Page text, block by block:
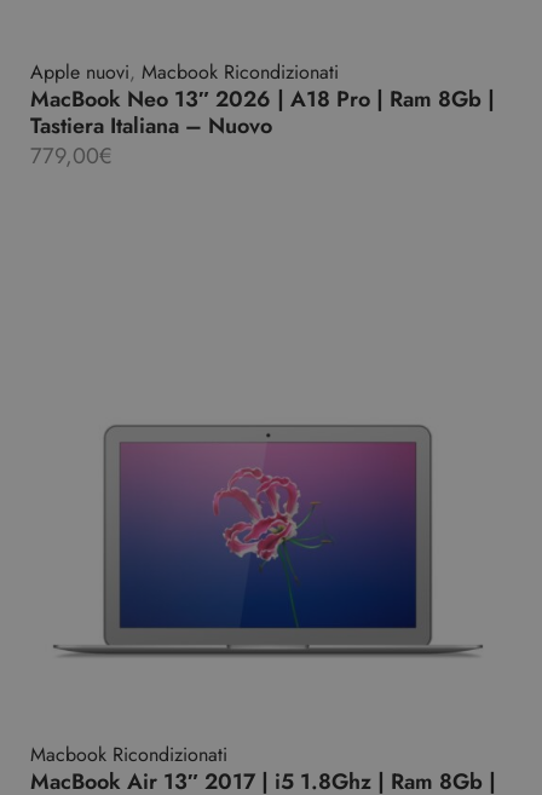
Apple nuovi, Macbook Ricondizionati
MacBook Neo 13″ 2026 | A18 Pro | Ram 8Gb |
Tastiera Italiana – Nuovo
779,00€
Macbook Ricondizionati
MacBook Air 13″ 2017 | i5 1.8Ghz | Ram 8Gb |